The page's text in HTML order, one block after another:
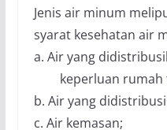
Jenis air minum
syarat kesehatan air
a. Air yang
keperluan rumah
b. Air yang
c. Air kemasan;